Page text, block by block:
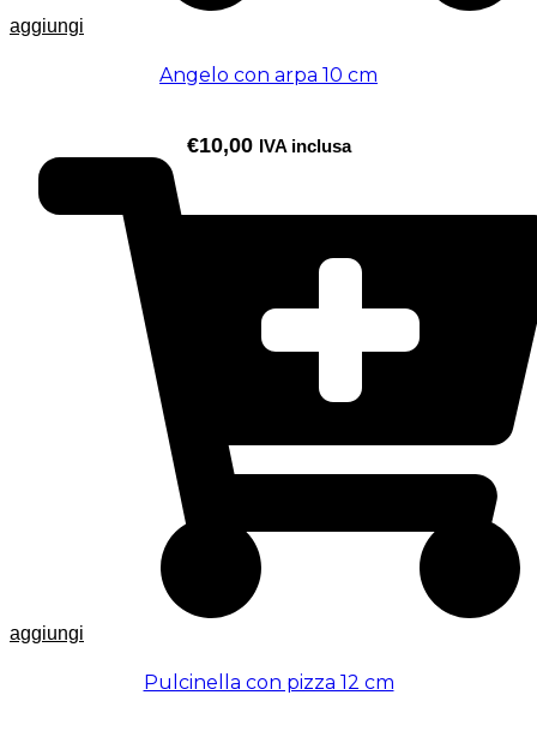
aggiungi
Angelo con arpa 10 cm
€10,00 IVA inclusa
aggiungi
Pulcinella con pizza 12 cm